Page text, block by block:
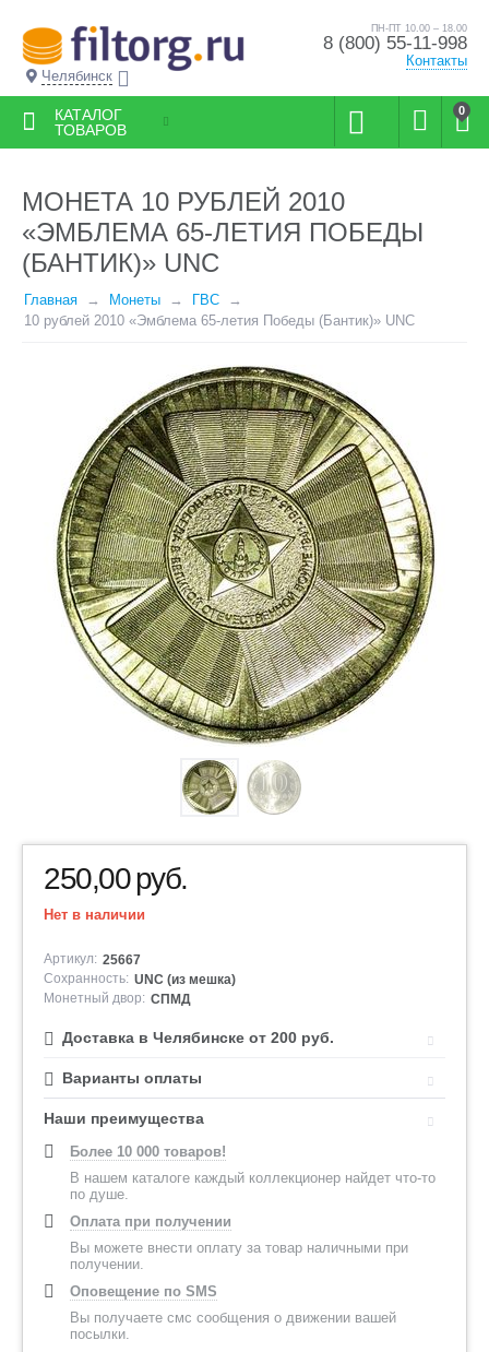
Челябинск
ПН-ПТ 10.00 – 18.00
8 (800) 55-11-998
Контакты
0
КАТАЛОГ
ТОВАРОВ
МОНЕТА 10 РУБЛЕЙ 2010
«ЭМБЛЕМА 65-ЛЕТИЯ ПОБЕДЫ
(БАНТИК)» UNC
Главная Монеты
ГВС
10 рублей 2010 «Эмблема 65-летия Победы (Бантик)» UNC
250,00руб.
Нет в наличии
Артикул: 25667
Сохранность: UNC (из мешка)
Монетный двор: СПМД
Доставка в Челябинске от 200 руб.
Варианты оплаты
Наши преимущества
Более 10 000 товаров!
В нашем каталоге каждый коллекционер найдет что-то
по душе.
Оплата при получении
Вы можете внести оплату за товар наличными при
получении.
Оповещение по SMS
Вы получаете смс сообщения о движении вашей
посылки.